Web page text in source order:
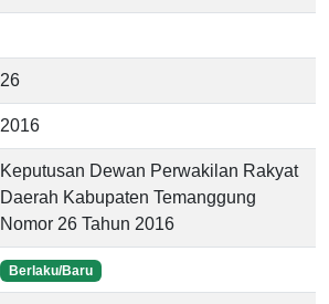
26
2016
Keputusan Dewan Perwakilan Rakyat
Daerah Kabupaten Temanggung
Nomor 26 Tahun 2016
Berlaku/Baru